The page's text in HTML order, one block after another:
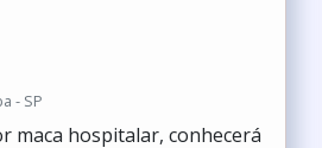
- SP
maca hospitalar, conhecerá